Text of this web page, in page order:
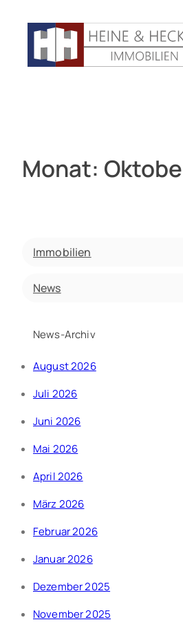
Monat:
Immobilien
News
News-Archiv
August 2026
Juli 2026
Juni 2026
Mai 2026
April 2026
März 2026
Februar 2026
Januar 2026
Dezember 2025
November 2025